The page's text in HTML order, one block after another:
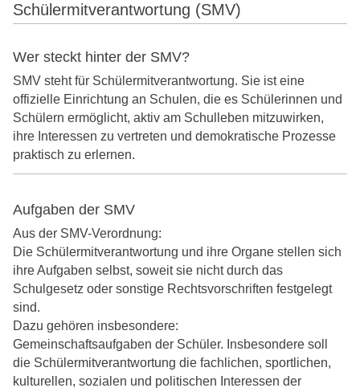
Schülermitverantwortung (SMV)
Wer steckt hinter der SMV?
SMV steht für Schülermitverantwortung. Sie ist eine
offizielle Einrichtung an Schulen, die es Schülerinnen und
Schülern ermöglicht, aktiv am Schulleben mitzuwirken,
ihre Interessen zu vertreten und demokratische Prozesse
praktisch zu erlernen.
Aufgaben der SMV
Aus der SMV-Verordnung:
Die Schülermitverantwortung und ihre Organe stellen sich
ihre Aufgaben selbst, soweit sie nicht durch das
Schulgesetz oder sonstige Rechtsvorschriften festgelegt
sind.
Dazu gehören insbesondere:
Gemeinschaftsaufgaben der Schüler. Insbesondere soll
die Schülermitverantwortung die fachlichen, sportlichen,
kulturellen, sozialen und politischen Interessen der